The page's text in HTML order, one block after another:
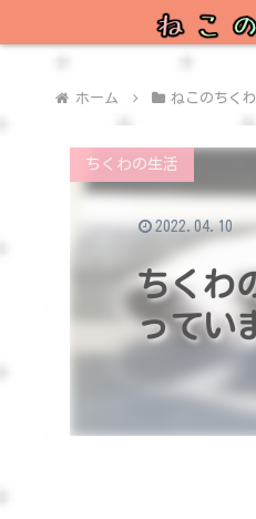
ホーム ねこのちく
ちくわ
ってい
ちくわの生活
2022.04.10